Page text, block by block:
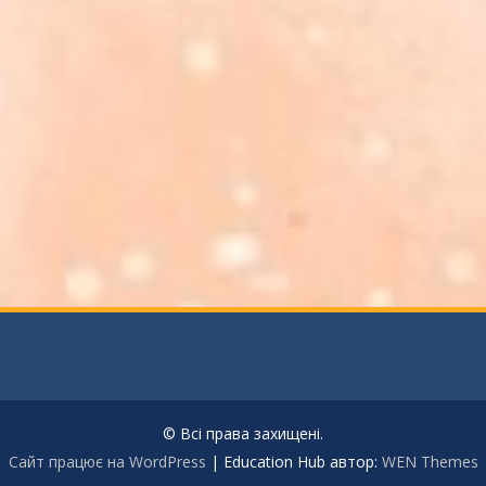
© Всі права захищені.
Сайт працює на WordPress | Education Hub автор: WEN Themes